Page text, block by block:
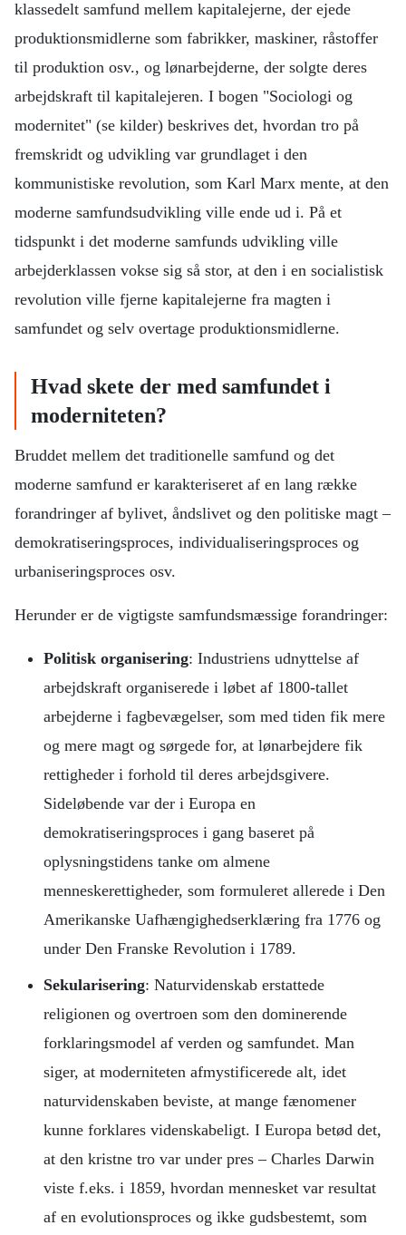
klassedelt samfund mellem kapitalejerne, der ejede
produktionsmidlerne som fabrikker, maskiner, råstoffer
til produktion osv., og lønarbejderne, der solgte deres
arbejdskraft til kapitalejeren. I bogen "Sociologi og
modernitet" (se kilder) beskrives det, hvordan tro på
fremskridt og udvikling var grundlaget i den
kommunistiske revolution, som Karl Marx mente, at den
moderne samfundsudvikling ville ende ud i. På et
tidspunkt i det moderne samfunds udvikling ville
arbejderklassen vokse sig så stor, at den i en socialistisk
revolution ville fjerne kapitalejerne fra magten i
samfundet og selv overtage produktionsmidlerne.
Hvad skete der med samfundet i
moderniteten?
Bruddet mellem det traditionelle samfund og det
moderne samfund er karakteriseret af en lang række
forandringer af bylivet, åndslivet og den politiske magt –
demokratiseringsproces, individualiseringsproces og
urbaniseringsproces osv.
Herunder er de vigtigste samfundsmæssige forandringer:
Politisk organisering: Industriens udnyttelse af
arbejdskraft organiserede i løbet af 1800-tallet
arbejderne i fagbevægelser, som med tiden fik mere
og mere magt og sørgede for, at lønarbejdere fik
rettigheder i forhold til deres arbejdsgivere.
Sideløbende var der i Europa en
demokratiseringsproces i gang baseret på
oplysningstidens tanke om almene
menneskerettigheder, som formuleret allerede i Den
Amerikanske Uafhængighedserklæring fra 1776 og
under Den Franske Revolution i 1789.
Sekularisering: Naturvidenskab erstattede
religionen og overtroen som den dominerende
forklaringsmodel af verden og samfundet. Man
siger, at moderniteten afmystificerede alt, idet
naturvidenskaben beviste, at mange fænomener
kunne forklares videnskabeligt. I Europa betød det,
at den kristne tro var under pres – Charles Darwin
viste f.eks. i 1859, hvordan mennesket var resultat
af en evolutionsproces og ikke gudsbestemt, som